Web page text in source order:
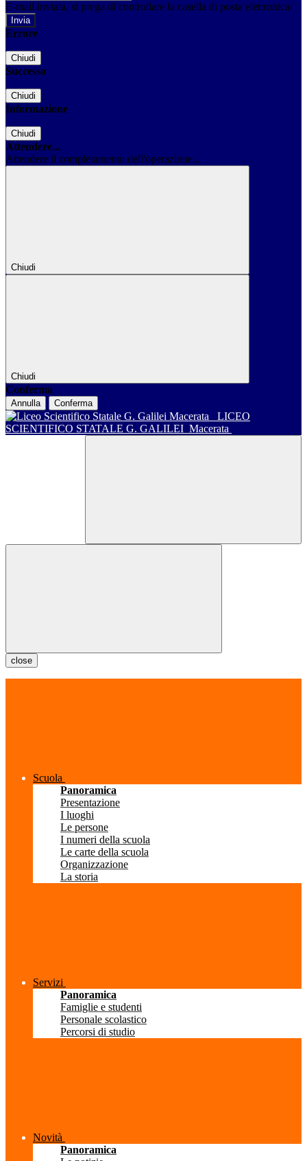
E-mail inviata, si prega di controllare la casella di posta elettronica!
Errore
Chiudi
Successo
Chiudi
Informazione
Chiudi
Attendere...
Attendere il completamento dell'operazione...
Chiudi
Chiudi
Conferma
Annulla Conferma
LICEO
SCIENTIFICO STATALE G. GALILEI Macerata
close
Scuola
Panoramica
Presentazione
I luoghi
Le persone
I numeri della scuola
Le carte della scuola
Organizzazione
La storia
Servizi
Panoramica
Famiglie e studenti
Personale scolastico
Percorsi di studio
Novità
Panoramica